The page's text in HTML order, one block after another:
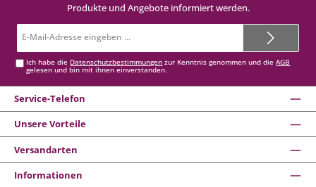
Produkte und Angebote informiert werden.
Mail-
Ich habe die Datenschutzbestimmungen zur Kenntnis genommen und dieAGB
gelesen und bin mit ihnen einverstanden.
Service-Telefon
Unsere Vorteile
Versandarten
Informationen